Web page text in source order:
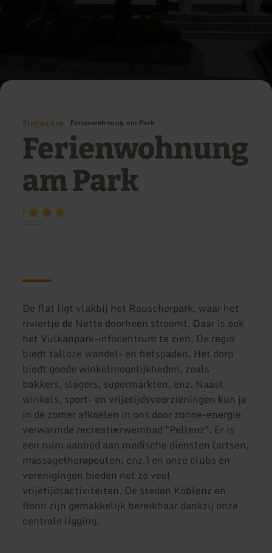
Startpagina Ferienwohnung am Park
Ferienwohnung
am Park
F
De flat ligt vlakbij het Rauscherpark, waar het
riviertje de Nette doorheen stroomt. Daar is ook
het Vulkanpark-infocentrum te zien. De regio
biedt talloze wandel- en fietspaden. Het dorp
biedt goede winkelmogelijkheden, zoals
bakkers, slagers, supermarkten, enz. Naast
winkels, sport- en vrijetijdsvoorzieningen kun je
in de zomer afkoelen in ons door zonne-energie
verwarmde recreatiezwembad "Pellenz". Er is
een ruim aanbod aan medische diensten (artsen,
massagetherapeuten, enz.) en onze clubs en
verenigingen bieden net zo veel
vrijetijdsactiviteiten. De steden Koblenz en
Bonn zijn gemakkelijk bereikbaar dankzij onze
centrale ligging.